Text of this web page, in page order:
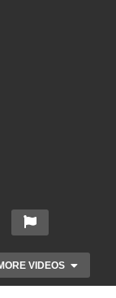
VIDEOS